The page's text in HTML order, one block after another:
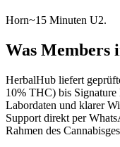
Horn~15 Minuten U2.
Was Members
HerbalHub liefert
10% THC) bis
Labordaten und klarer
Support direkt per
Rahmen des